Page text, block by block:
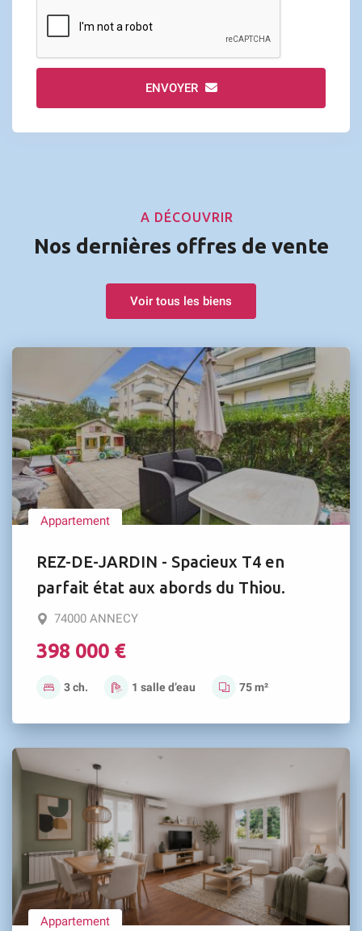
ENVOYER
A DÉCOUVRIR
Nos dernières offres de vente
Voir tous les biens
Appartement
REZ-DE-JARDIN - Spacieux T4 en
parfait état aux abords du Thiou.
74000 ANNECY
398 000 €
3 ch. 1 salle d’eau 75 m²
Appartement